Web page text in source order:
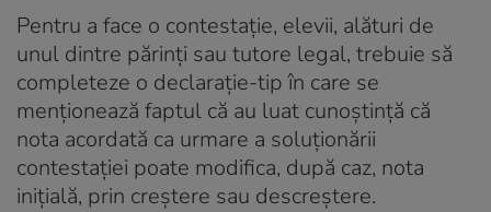
Pentru a face o contestație, elevii, alături de
unul dintre părinți sau tutore legal, trebuie să
completeze o declarație-tip în care se
menționează faptul că au luat cunoștință că
nota acordată ca urmare a soluționării
contestației poate modifica, după caz, nota
inițială, prin creștere sau descreștere.